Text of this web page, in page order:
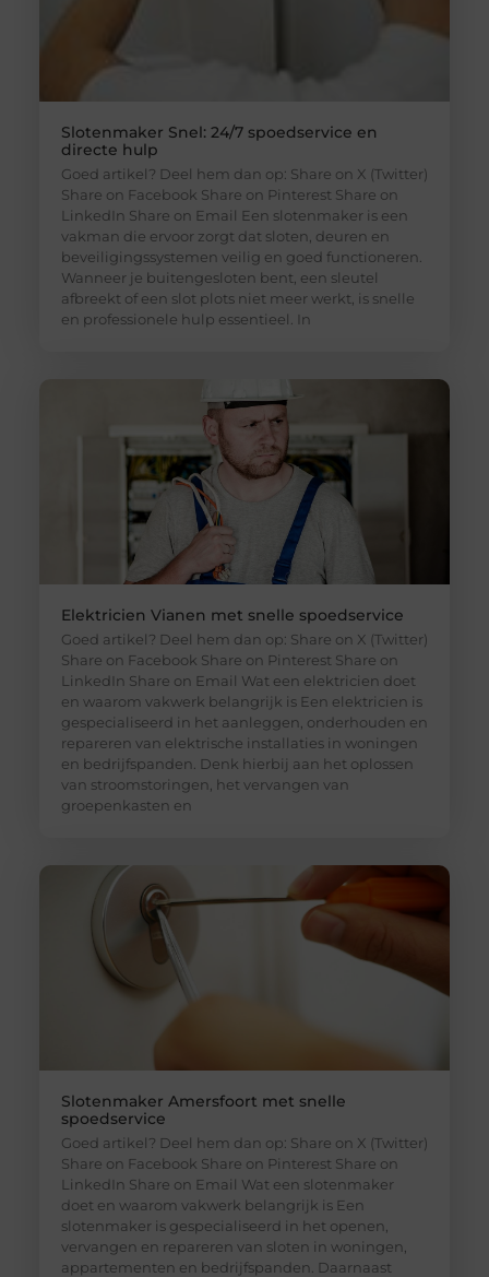
Slotenmaker Snel: 24/7 spoedservice en
directe hulp
Goed artikel? Deel hem dan op: Share on X (Twitter)
Share on Facebook Share on Pinterest Share on
LinkedIn Share on Email Een slotenmaker is een
vakman die ervoor zorgt dat sloten, deuren en
beveiligingssystemen veilig en goed functioneren.
Wanneer je buitengesloten bent, een sleutel
afbreekt of een slot plots niet meer werkt, is snelle
en professionele hulp essentieel. In
Elektricien Vianen met snelle spoedservice
Goed artikel? Deel hem dan op: Share on X (Twitter)
Share on Facebook Share on Pinterest Share on
LinkedIn Share on Email Wat een elektricien doet
en waarom vakwerk belangrijk is Een elektricien is
gespecialiseerd in het aanleggen, onderhouden en
repareren van elektrische installaties in woningen
en bedrijfspanden. Denk hierbij aan het oplossen
van stroomstoringen, het vervangen van
groepenkasten en
Slotenmaker Amersfoort met snelle
spoedservice
Goed artikel? Deel hem dan op: Share on X (Twitter)
Share on Facebook Share on Pinterest Share on
LinkedIn Share on Email Wat een slotenmaker
doet en waarom vakwerk belangrijk is Een
slotenmaker is gespecialiseerd in het openen,
vervangen en repareren van sloten in woningen,
appartementen en bedrijfspanden. Daarnaast